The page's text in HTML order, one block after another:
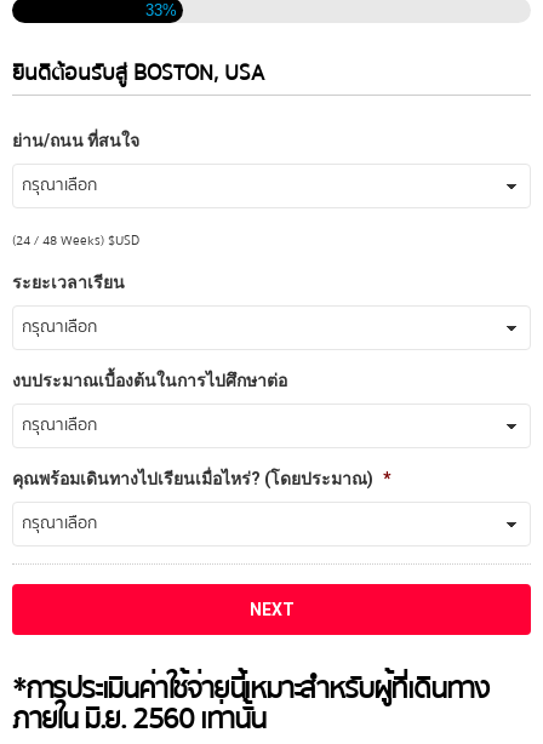
33%
ยินดีต้อนรับสู่ BOSTON, USA
ย่าน/ถนน ที่สนใจ
(24 / 48 Weeks) $USD
ระยะเวลาเรียน
งบประมาณเบื้องต้นในการไปศึกษาต่อ
คุณพร้อมเดินทางไปเรียนเมื่อไหร่? (โดยประมาณ) *
*การประเมินค่าใช้จ่ายนี้เหมาะสำหรับผู้ที่เดินทาง
ภายใน มิ.ย. 2560 เท่านั้น